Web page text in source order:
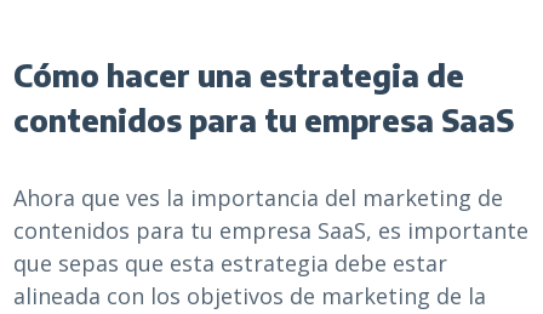
Cómo hacer una estrategia de
contenidos para tu empresa SaaS
Ahora que ves la importancia del marketing de
contenidos para tu empresa SaaS, es importante
que sepas que esta estrategia debe estar
alineada con los objetivos de marketing de la